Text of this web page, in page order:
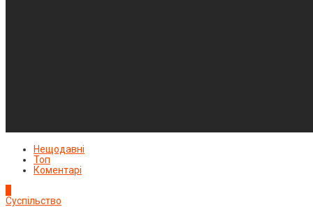
Нещодавні
Топ
Коментарі
Суспільство